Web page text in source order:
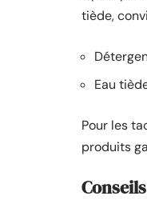
tiède,
Eau
Pour les
produits